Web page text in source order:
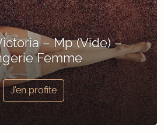
– Mp (Vide) –
Femme
J’en profite